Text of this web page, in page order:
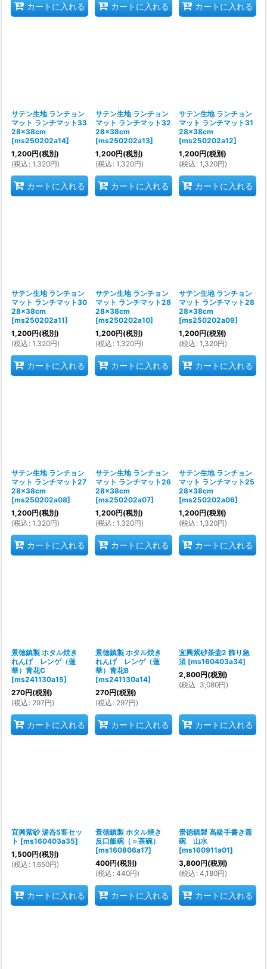
カートに入れる カートに入れる カートに入れる
サテン生地 ランチョン
マット ランチマット33
28×38cm
[ms250202a14]
1,200円(税別)
(税込 : 1,320円)
カートに入れる
サテン生地 ランチョン
マット ランチマット32
28×38cm
[ms250202a13]
1,200円(税別)
(税込 : 1,320円)
カートに入れる
サテン生地 ランチョン
マット ランチマット31
28×38cm
[ms250202a12]
1,200円(税別)
(税込 : 1,320円)
カートに入れる
サテン生地 ランチョン
マット ランチマット30
28×38cm
[ms250202a11]
1,200円(税別)
(税込 : 1,320円)
カートに入れる
サテン生地 ランチョン
マット ランチマット28
28×38cm
[ms250202a10]
1,200円(税別)
(税込 : 1,320円)
カートに入れる
サテン生地 ランチョン
マット ランチマット28
28×38cm
[ms250202a09]
1,200円(税別)
(税込 : 1,320円)
カートに入れる
サテン生地 ランチョン
マット ランチマット27
28×38cm
[ms250202a08]
1,200円(税別)
(税込 : 1,320円)
カートに入れる
サテン生地 ランチョン
マット ランチマット26
28×38cm
[ms250202a07]
1,200円(税別)
(税込 : 1,320円)
カートに入れる
サテン生地 ランチョン
マット ランチマット25
28×38cm
[ms250202a06]
1,200円(税別)
(税込 : 1,320円)
カートに入れる
景徳鎮製 ホタル焼き
れんげ レンゲ（蓮
華）青花C
[ms241130a15]
270円(税別)
(税込 : 297円)
カートに入れる
景徳鎮製 ホタル焼き
れんげ レンゲ（蓮
華）青花B
[ms241130a14]
270円(税別)
(税込 : 297円)
カートに入れる
宜興紫砂茶壷2 飾り急
須 [ms160403a34]
2,800円(税別)
(税込 : 3,080円)
カートに入れる
宜興紫砂 湯呑5客セッ
ト [ms160403a35]
1,500円(税別)
(税込 : 1,650円)
カートに入れる
景徳鎮製 ホタル焼き
反口飯碗（＝茶碗）
[ms160806a17]
400円(税別)
(税込 : 440円)
カートに入れる
景徳鎮製 高級手書き蓋
碗 山水
[ms160911a01]
3,800円(税別)
(税込 : 4,180円)
カートに入れる